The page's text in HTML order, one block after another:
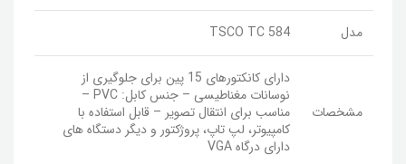
مدل TSCO TC 584
مشخصات
دارای کانکتورهای 15 پین برای جلوگیری از
نوسانات مغناطیسی – جنس کابل: PVC –
مناسب برای انتقال تصویر – قابل استفاده با
کامپیوتر، لپ تاپ، پروژکتور و دیگر دستگاه های
دارای درگاه VGA